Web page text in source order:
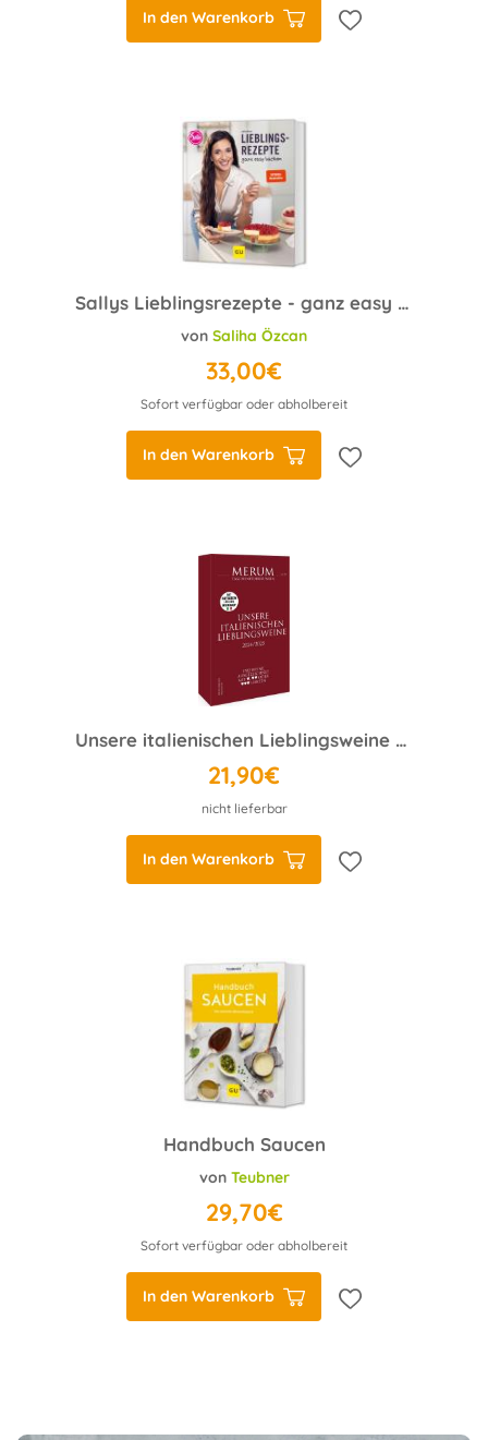
In den Warenkorb
Sallys Lieblingsrezepte - ganz easy backen
von Saliha Özcan
33,00€
Sofort verfügbar oder abholbereit
In den Warenkorb
Unsere italienischen Lieblingsweine 2024/2025
21,90€
nicht lieferbar
In den Warenkorb
Handbuch Saucen
von Teubner
29,70€
Sofort verfügbar oder abholbereit
In den Warenkorb